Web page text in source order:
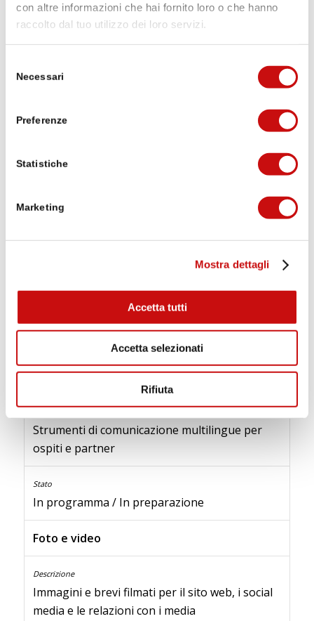
con altre informazioni che hai fornito loro o che hanno
raccolto dal tuo utilizzo dei loro servizi.
delNecessari
Preferenze
Statistiche
Marketing
Mostra dettagli
Accetta tutti
Accetta selezionati
Rifiuta
In fase di attuazione
con partner, imprese e comuni
Punti di interesse e attrazioni turistiche
Raccolta e elaborazione di informazioni
In preparazione
Cartoline, volantini, contenuti web
Strumenti di comunicazione multilingue per
ospiti e partner
In programma / In preparazione
Foto e video
Immagini e brevi filmati per il sito web, i social
media e le relazioni con i media